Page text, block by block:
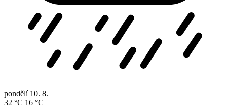
pondělí 10. 8.
32 °C 16 °C